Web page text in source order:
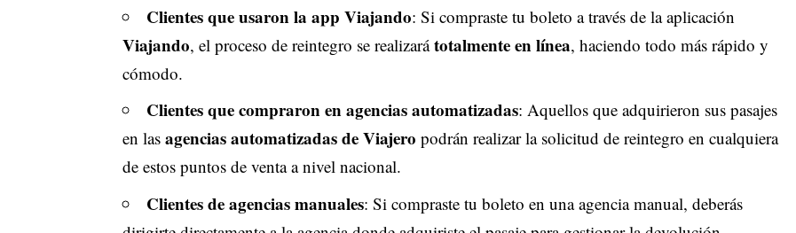
Clientes que usaron la app Viajando: Si compraste tu boleto a través de la aplicación
Viajando, el proceso de reintegro se realizarátotalmente en línea, haciendo todo más rápido y
cómodo.
Clientes que compraron en agencias automatizadas: Aquellos que adquirieron sus pasajes
en las agencias automatizadas de Viajero podrán realizar la solicitud de reintegro en cualquiera
de estos puntos de venta a nivel nacional.
Clientes de agencias manuales: Si compraste tu boleto en una agencia manual, deberás